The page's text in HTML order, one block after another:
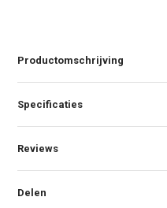
Productomschrijving
Specificaties
Reviews
Delen